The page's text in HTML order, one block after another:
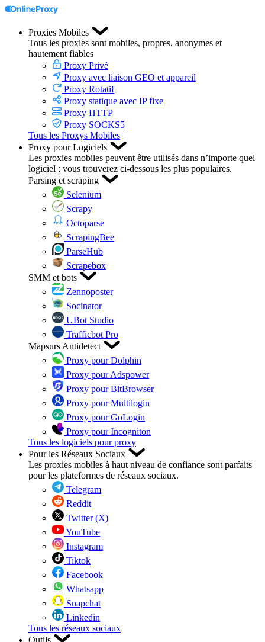
Proxies Mobiles
Tous les proxies sont mobiles, propres, anonymes et
hautement fiables
Proxy Privé
Proxy avec liaison GEO et appareil
Proxy Rotatif
Proxy statique avec IP fixe
Proxy HTTP
Proxy SOCKS5
Tous les Proxys Mobiles
Proxy pour Logiciels
Les proxies mobiles peuvent être utilisés dans n’importe quel
logiciel ; vous trouverez ci-dessous les plus populaires.
Parsing et scraping
Selenium
Scrapy
Octoparse
ScrapingBee
ParseHub
Scrapebox
SMM et bots
Zennoposter
Socinator
UBot Studio
Trafficbot Pro
Mapsurs Antidetect
Proxy pour Dolphin
Proxy pour Adspower
Proxy pour BitBrowser
Proxy pour Multilogin
Proxy pour GoLogin
Proxy pour Incogniton
Tous les logiciels pour proxy
Pour les Réseaux Sociaux
Les proxies mobiles à haut niveau de confiance sont parfaits
pour les plateformes de réseaux sociaux.
Telegram
Reddit
Twitter (X)
YouTube
Instagram
Tiktok
Facebook
Whatsapp
Snapchat
Linkedin
Tous les réseaux sociaux
Outils